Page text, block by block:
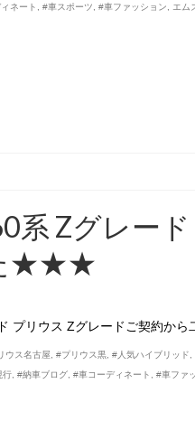
ネート ,#車スポーツ ,#車ファッション エム
系 Zグレー
★★★
プリウス Zグレードご契約か
ウス名古屋 ,#プリウス黒 ,#人気ハイブリッド ,
行 ,#納車ブログ ,#車コーディネート ,#車ファ